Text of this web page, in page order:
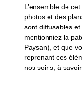
L’ensemble de
photos et des
sont diffusables
mentionniez la
Paysan), et que
reprenant ces
nos soins, à